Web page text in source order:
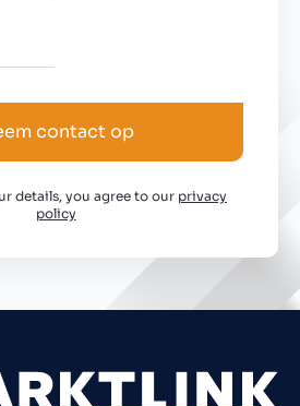
contact op
details, you agree to our privacy
policy